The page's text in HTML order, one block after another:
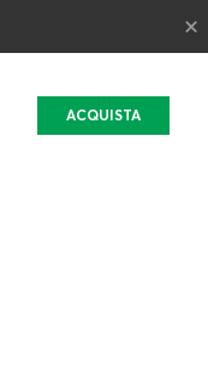
×
ACQUISTA